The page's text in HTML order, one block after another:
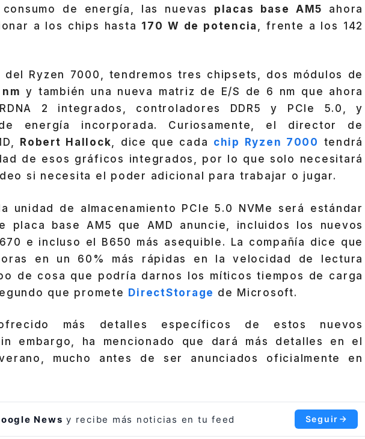
de energía, las nuevas placas base AM5
ahora
a los chips hasta 170 W de potencia
, frente a los 142
del Ryzen 7000, tendremos tres chipsets, dos módulos de
y también una nueva matriz de E/S de 6 nm que ahora
2 integrados, controladores DDR5 y PCIe 5.0, y
energía incorporada. Curiosamente, el director de
Robert Hallock, dice que cada chip Ryzen 7000 tendrá
de esos gráficos integrados, por lo que solo necesitará
si necesita el poder adicional para trabajar o jugar.
unidad de almacenamiento PCIe 5.0 NVMe será estándar
placa base AM5 que AMD anuncie, incluidos los nuevos
e incluso el B650 más asequible. La compañía dice que
en un 60% más rápidas en la velocidad de lectura
de cosa que podría darnos los míticos tiempos de carga
que promete DirectStorage de Microsoft.
más detalles específicos de estos nuevos
embargo, ha mencionado que dará más detalles en el
mucho antes de ser anunciados oficialmente en
News y recibe más noticias en tu feed Seguir